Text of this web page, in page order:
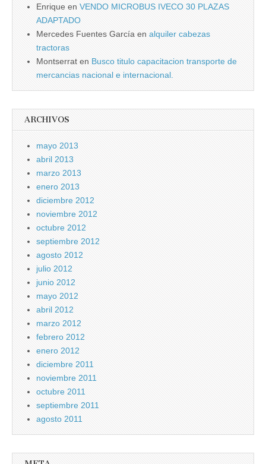
Enrique en VENDO MICROBUS IVECO 30 PLAZAS
ADAPTADO
Mercedes Fuentes Garcí­a en alquiler cabezas
tractoras
Montserrat en Busco titulo capacitacion transporte de
mercancias nacional e internacional.
ARCHIVOS
mayo 2013
abril 2013
marzo 2013
enero 2013
diciembre 2012
noviembre 2012
octubre 2012
septiembre 2012
agosto 2012
julio 2012
junio 2012
mayo 2012
abril 2012
marzo 2012
febrero 2012
enero 2012
diciembre 2011
noviembre 2011
octubre 2011
septiembre 2011
agosto 2011